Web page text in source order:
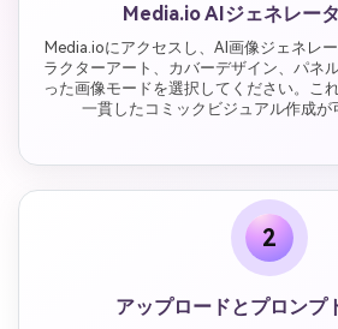
Media.io AIジェネレー
Media.ioにアクセスし、AI画像ジェネレ
ラクターアート、カバーデザイン、パネ
った画像モードを選択してください。こ
一貫したコミックビジュアル作成が
2
アップロードとプロンプ